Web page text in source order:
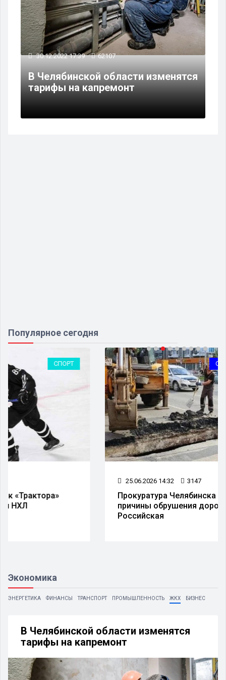
30.12.2022 17:39 62107
В Челябинской области изменятся
тарифы на капремонт
Популярное сегодня
СИЛОВЫЕ СТРУКТУРЫ
Прокуратура Челябинска проверит
причины обрушения дороги на улице
Экономика
ЭНЕРГЕТИКА ФИНАНСЫ ТРАНСПОРТ ПРОМЫШЛЕННОСТЬ ЖКХ БИЗНЕС
В Челябинской области изменятся
тарифы на капремонт